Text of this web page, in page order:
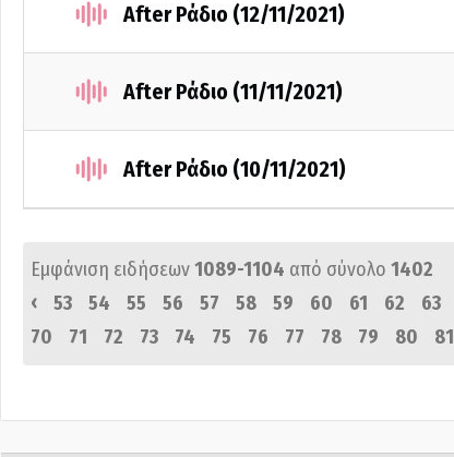
After Ράδιο (12/11/2021)
After Ράδιο (11/11/2021)
After Ράδιο (10/11/2021)
Εμφάνιση ειδήσεων1089-1104 από σύνολο 1402
‹
53 54 55 56 57 58 59 60 61 62 63
70
71 72 73 74 75 76 77 78 79 80 81